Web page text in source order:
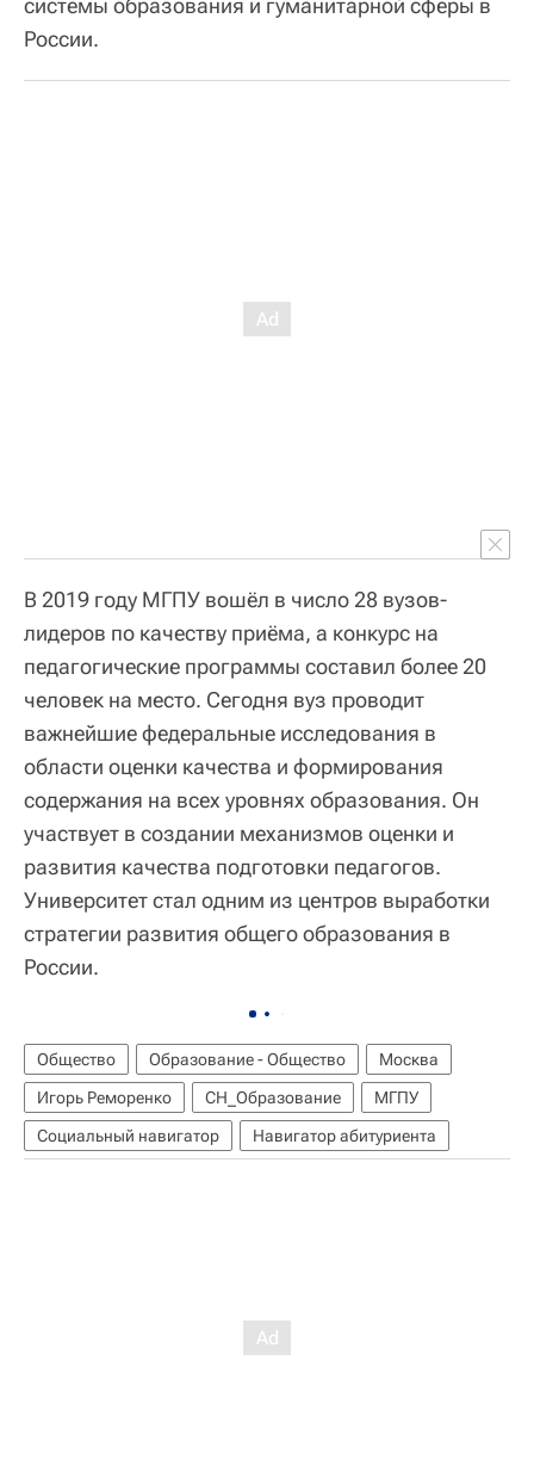
России.
В 2019 году МГПУ вошёл в число 28 вузов-
лидеров по качеству приёма, а конкурс на
педагогические программы составил более 20
человек на место. Сегодня вуз проводит
важнейшие федеральные исследования в
области оценки качества и формирования
содержания на всех уровнях образования. Он
участвует в создании механизмов оценки и
развития качества подготовки педагогов.
Университет стал одним из центров выработки
стратегии развития общего образования в
России.
Общество Образование - Общество
Москва
Игорь Реморенко
СН_Образование
МГПУ
Социальный навигатор
Навигатор абитуриента